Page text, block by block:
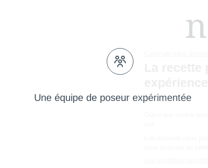
Une équipe de poseur expérimentée